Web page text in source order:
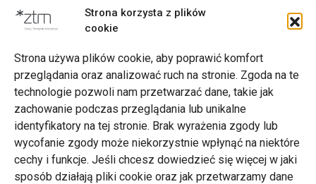
Strona korzysta z plików
cookie
Strona używa plików cookie, aby poprawić komfort
przeglądania oraz analizować ruch na stronie. Zgoda na te
technologie pozwoli nam przetwarzać dane, takie jak
zachowanie podczas przeglądania lub unikalne
identyfikatory na tej stronie. Brak wyrażenia zgody lub
wycofanie zgody może niekorzystnie wpłynąć na niektóre
cechy i funkcje. Jeśli chcesz dowiedzieć się więcej w jaki
sposób działają pliki cookie oraz jak przetwarzamy dane
Oferta dla grup ze szkół podstawowych
Zarząd Transportu Miejskiego w Poznaniu
Napisz do nas
tel. 61 646 33 44
ul. Matejki 59, 60-770 Poznań